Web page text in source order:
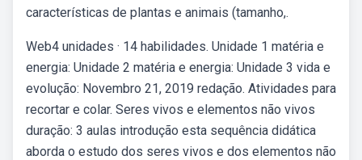
características de plantas e animais (tamanho,.
Web4 unidades · 14 habilidades. Unidade 1 matéria e
energia: Unidade 2 matéria e energia: Unidade 3 vida e
evolução: Novembro 21, 2019 redação. Atividades para
recortar e colar. Seres vivos e elementos não vivos
duração: 3 aulas introdução esta sequência didática
aborda o estudo dos seres vivos e dos elementos não